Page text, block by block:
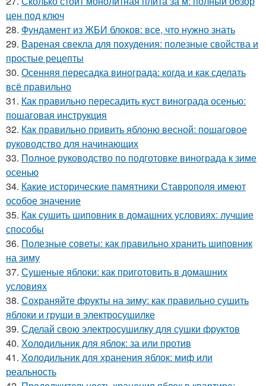
цен под ключ
28. Фундамент из ЖБИ блоков: все, что нужно знать
29. Вареная свекла для похудения: полезные свойства и
простые рецепты
30. Осенняя пересадка винограда: когда и как сделать
всё правильно
31. Как правильно пересадить куст винограда осенью:
пошаговая инструкция
32. Как правильно привить яблоню весной: пошаговое
руководство для начинающих
33. Полное руководство по подготовке винограда к зиме
осенью
34. Какие исторические памятники Ставрополя имеют
особое значение
35. Как сушить шиповник в домашних условиях: лучшие
способы
36. Полезные советы: как правильно хранить шиповник
на зиму
37. Сушеные яблоки: как приготовить в домашних
условиях
38. Сохраняйте фрукты на зиму: как правильно сушить
яблоки и груши в электросушилке
39. Сделай свою электросушилку для сушки фруктов
40. Холодильник для яблок: за или против
41. Холодильник для хранения яблок: миф или
реальность